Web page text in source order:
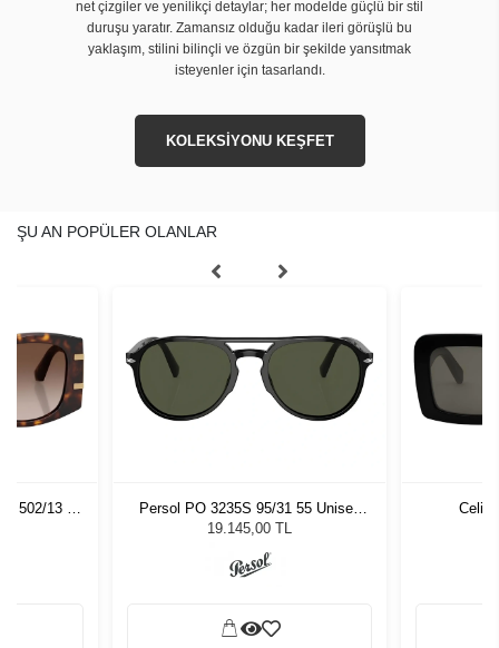
net çizgiler ve yenilikçi detaylar; her modelde güçlü bir stil
duruşu yaratır. Zamansız olduğu kadar ileri görüşlü bu
yaklaşım, stilini bilinçli ve özgün bir şekilde yansıtmak
isteyenler için tasarlandı.
KOLEKSİYONU KEŞFET
ŞU AN POPÜLER OLANLAR
502/13 54
Persol PO 3235S 95/31 55 Unisex
Güneş Gözlüğü
19.145,00 TL